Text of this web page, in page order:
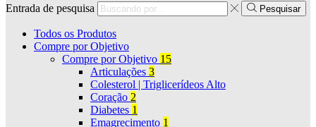
Entrada de pesquisa Pesquisar
Todos os Produtos
Compre por Objetivo
Compre por Objetivo 15
Articulações 3
Colesterol | Triglicerídeos Alto
Coração 2
Diabetes 1
Emagrecimento 1